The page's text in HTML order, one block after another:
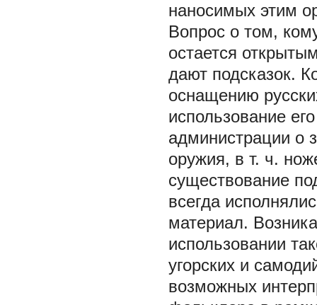
наносимых этим
Вопрос о том,
остается
дают подсказок.
оснащению
использование
администрации о
оружия, в т. ч.
существование
всегда
материал.
использовании
угорских и
возможных